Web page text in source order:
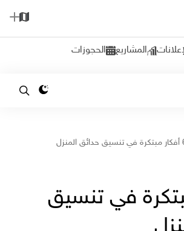
المشاريع الحجوزات
المنزل
في تنسيق